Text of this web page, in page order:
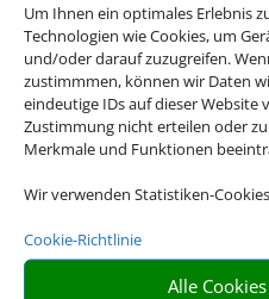
Um Ihnen ein optimales Erlebnis
Technologien wie Cookies, um
und/oder darauf zuzugreifen.
zustimmmen, können wir Daten
eindeutige IDs auf dieser Website
Zustimmung nicht erteilen oder
Merkmale und Funktionen
Wir verwenden Statistiken-
Cookie-Richtlinie
Alle